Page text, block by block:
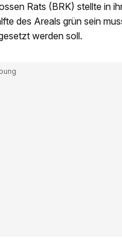
Rats (BRK) stellte in
des Areals grün sein
werden soll.